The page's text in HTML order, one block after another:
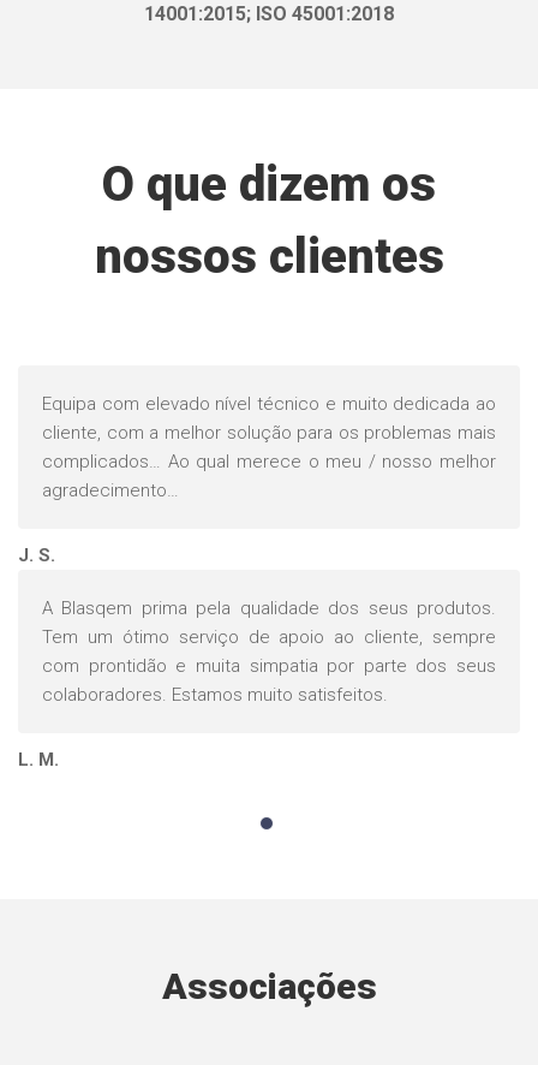
14001:2015; ISO 45001:2018
O que dizem os
nossos clientes
Equipa com elevado nível técnico e muito dedicada ao
cliente, com a melhor solução para os problemas mais
complicados… Ao qual merece o meu / nosso melhor
agradecimento…
J. S.
A Blasqem prima pela qualidade dos seus produtos.
Tem um ótimo serviço de apoio ao cliente, sempre
com prontidão e muita simpatia por parte dos seus
colaboradores. Estamos muito satisfeitos.
L. M.
Associações